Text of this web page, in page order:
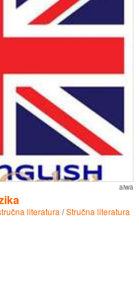
aiwa
literatura /Stručna literatura